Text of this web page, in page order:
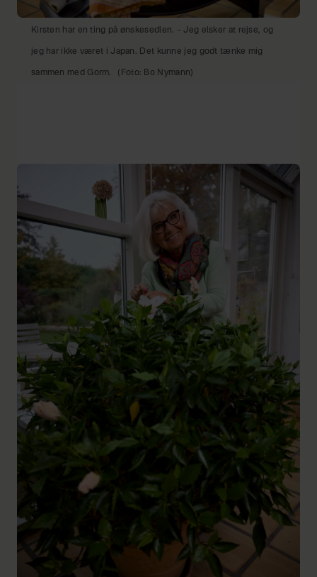
Kirsten har en ting på ønskesedlen. – Jeg elsker at rejse, og
jeg har ikke været i Japan. Det kunne jeg godt tænke mig
sammen med Gorm. (Foto: Bo Nymann)